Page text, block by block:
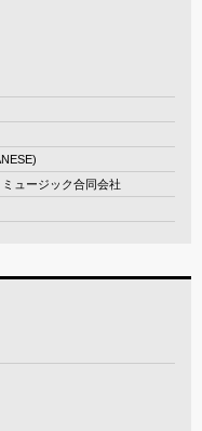
ュージック合同会社